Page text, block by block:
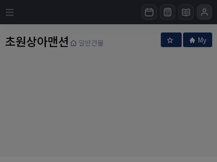
초원상아맨션 일반건물 My